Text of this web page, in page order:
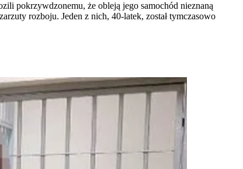
pokrzywdzonemu, że obleją jego samochód nieznaną
rozboju. Jeden z nich, 40-latek, został tymczasowo